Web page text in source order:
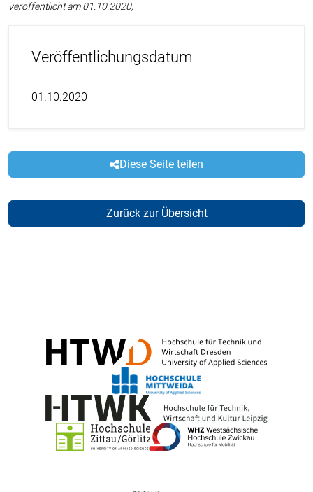
veröffentlicht am 01.10.2020,
Veröffentlichungsdatum
01.10.2020
Diese Seite teilen
Zurück zur Übersicht